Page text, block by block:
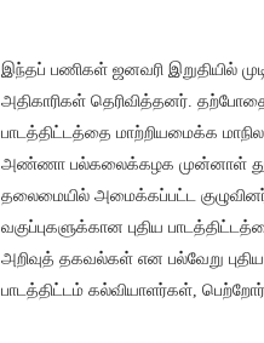
இந்தப் பணிகள் ஜனவரி இறுதியில்
அதிகாரிகள் தெரிவித்தனர்.
பாடத்திட்டத்தை மாற்றியமைக்க
அண்ணா பல்கலைக்கழக முன்னாள்
தலைமையில் அமைக்கப்பட்ட
வகுப்புகளுக்கான புதிய
அறிவுத் தகவல்கள் என பல்வேறு
பாடத்திட்டம் கல்வியாளர்கள்,